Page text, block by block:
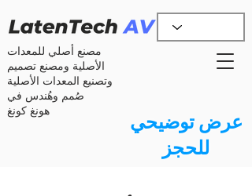
مصنع أصلي للمعدات
الأصلية ومصنع تصميم
وتصنيع المعدات الأصلية
صُمم وهُندس في
هونغ كونغ
عرض توضيحي
للحجز